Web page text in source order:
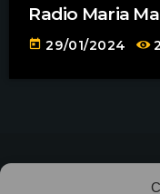
Radio Maria
today 29/01/2024